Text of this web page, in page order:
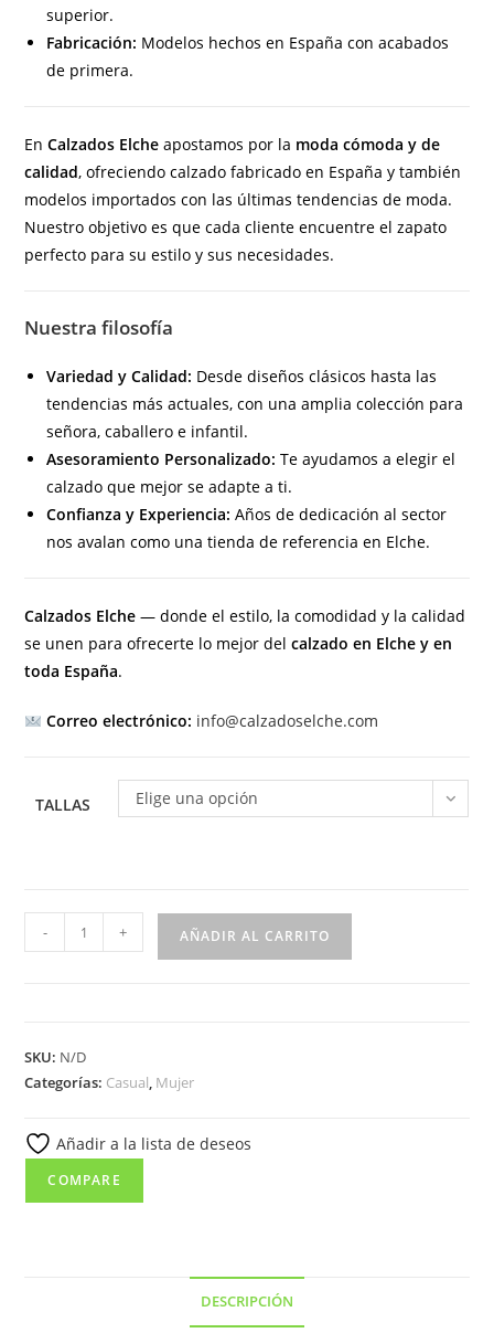
superior.
Fabricación: Modelos hechos en España con acabados
de primera.
EnCalzados Elche apostamos por la moda cómoda y de
calidad, ofreciendo calzado fabricado en España y también
modelos importados con las últimas tendencias de moda.
Nuestro objetivo es que cada cliente encuentre el zapato
perfecto para su estilo y sus necesidades.
Nuestra filosofía
Variedad y Calidad: Desde diseños clásicos hasta las
tendencias más actuales, con una amplia colección para
señora, caballero e infantil.
Asesoramiento Personalizado: Te ayudamos a elegir el
calzado que mejor se adapte a ti.
Confianza y Experiencia: Años de dedicación al sector
nos avalan como una tienda de referencia en Elche.
Calzados Elche — donde el estilo, la comodidad y la calidad
se unen para ofrecerte lo mejor delcalzado en Elche y en
toda España.
Correo electrónico: info@calzadoselche.com
TALLAS Elige una opción
Zapato
piel
de
metal,
con
velcro
- + AÑADIR AL CARRITO
SKU: N/D
Categorías: Casual, Mujer
Añadir a la lista de deseos
COMPARE
DESCRIPCIÓN